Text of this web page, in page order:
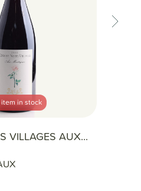
item in stock
VILLAGES AUX...